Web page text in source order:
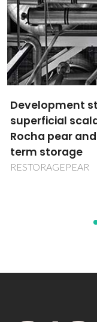
Oskoei,
Veronica;
Andresen,
Bastian;
Ana L.; Oliveira,